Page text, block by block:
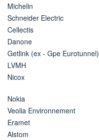
Michelin
Schneider Electric
Cellectis
Danone
Getlink (ex - Gpe Eurotunnel)
LVMH
Nicox
Nokia
Veolia Environnement
Eramet
Alstom